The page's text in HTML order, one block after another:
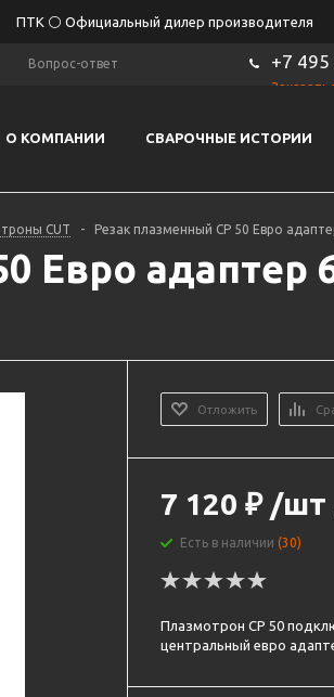
ПТК ⚪ Официальный дилер производителя
Вопрос-ответ +7
Заказать
О КОМПАНИИ СВАРОЧНЫЕ ИСТОРИИ
CUT - Резак плазменный CP 50 Евро
Евро адаптер
Отложить
7 120 ₽ /шт
Есть в наличии(30)
Плазмотрон CP 50
центральный евро